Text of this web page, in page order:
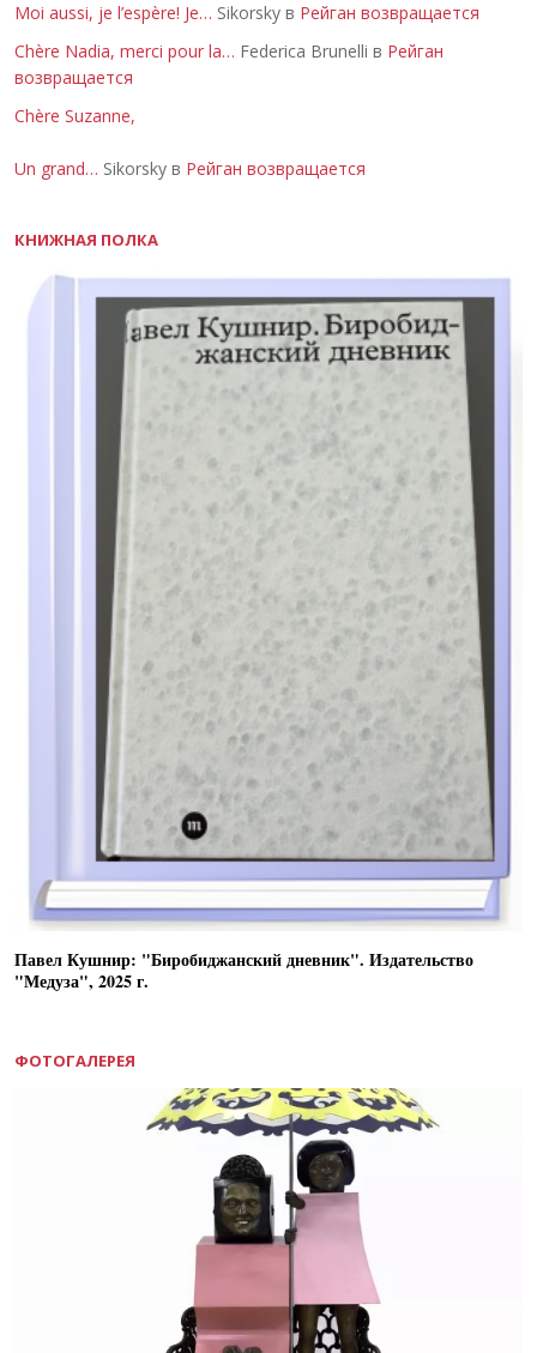
Moi aussi, je l’espère! Je… Sikorsky в Рейган возвращается
Chère Nadia, merci pour la… Federica Brunelli в Рейган
возвращается
Chère Suzanne,
Un grand… Sikorsky в Рейган возвращается
КНИЖНАЯ ПОЛКА
Павел Кушнир: "Биробиджанский дневник". Издательство
"Медуза", 2025 г.
ФОТОГАЛЕРЕЯ